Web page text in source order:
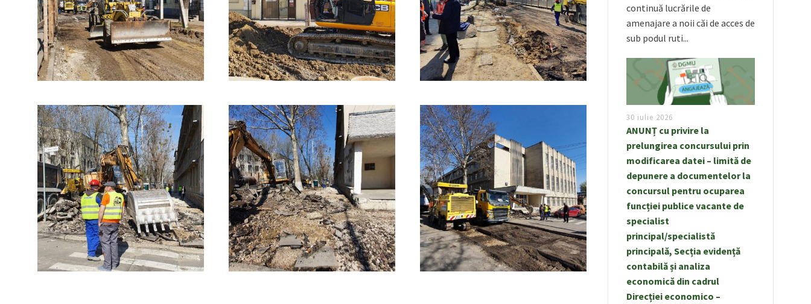
continuă lucrările de
amenajare a noii căi de acces de
sub podul ruti...
30 iulie 2026
ANUNȚ cu privire la
prelungirea concursului prin
modificarea datei – limită de
depunere a documentelor la
concursul pentru ocuparea
funcției publice vacante de
specialist
principal/specialistă
principală, Secția evidență
contabilă și analiza
economică din cadrul
Direcției economico –